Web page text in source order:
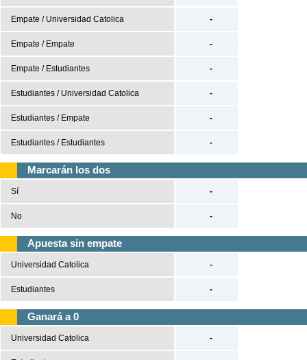
Empate / Universidad Catolica
Empate / Empate
Empate / Estudiantes
Estudiantes / Universidad Catolica
Estudiantes / Empate
Estudiantes / Estudiantes
-
-
-
-
-
-
Marcarán los dos
Sí
No
-
-
Apuesta sin empate
Universidad Catolica
Estudiantes
-
-
Ganará a 0
Universidad Catolica -
LEB
NBA
Europa
Euroliga
Eurocup
Tenis
Béisbol
Casas de Apuestas
Versión clásica